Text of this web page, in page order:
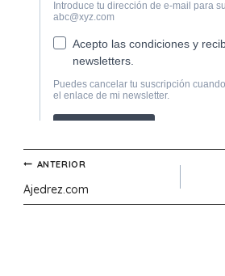
Navegación
de
ANTERIOR
Ajedrez.com